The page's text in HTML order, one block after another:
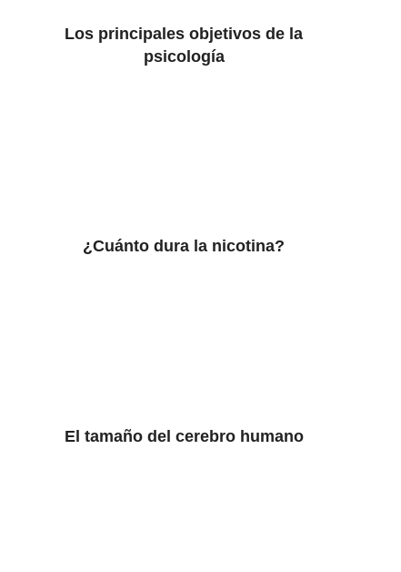
Los principales objetivos de la
psicología
¿Cuánto dura la nicotina?
El tamaño del cerebro humano